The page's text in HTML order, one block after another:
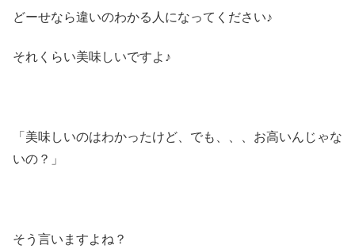
どーせなら違いのわかる人になってください♪
それくらい美味しいですよ♪
「美味しいのはわかったけど、でも、、、お高いんじゃな
いの？」
そう言いますよね？